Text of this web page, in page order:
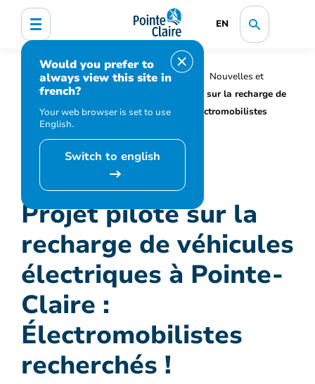
EN
Would you prefer to
always view this site in
french?
Your web browser is set to use
English.
Switch to english
Accueil Organisation municipale
Nouvelles et
médias
Actualités
Projet pilote sur la recharge de
véhicules électriques à Pointe-Claire : Électromobilistes
recherchés !
Projet pilote sur la
recharge de véhicules
électriques à Pointe-
Claire :
Électromobilistes
recherchés !